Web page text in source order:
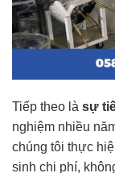
Tiếp theo là sự
nghiệm nhiều
chúng tôi thực
sinh chi phí,